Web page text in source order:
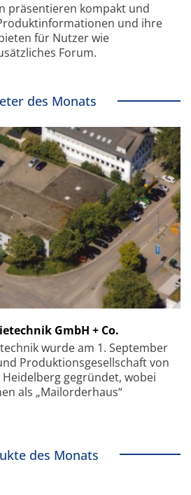
präsentieren kompakt und
und ihre
für Nutzer wie
Forum.
des Monats
GmbH + Co.
wurde am 1. September
Produktionsgesellschaft von
gegründet, wobei
als „Mailorderhaus“
des Monats